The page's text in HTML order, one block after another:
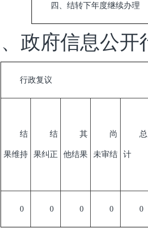
四、结转下年度继续办理
、政府信息公
行政复议
结
果维持
结
果纠正
其
他结果
尚
未审结
总
计
0 0 0 0 0